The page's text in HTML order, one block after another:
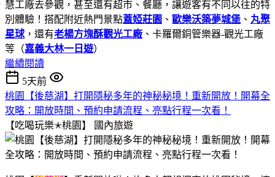
慧工廠去參觀，甚至還有超市、餐廳，讓遊客有不同以往的特
別體驗！搭配附近熱門景點蓋婭莊園 、 歐樂沃築夢城堡 、 丸聚
星球 ，還有老楊方塊酥觀光工廠 、卡羅爾銅管樂器-觀光工廠
等（嘉義大林一日遊）
繼續閱讀
5天前
桃園【後慈湖】打開隱秘多年的神秘秘境！重新開放！開幕全
攻略：開放時間、預約申請流程、亮點行程一次看！
【吃喝玩樂✭桃園】
國內旅遊